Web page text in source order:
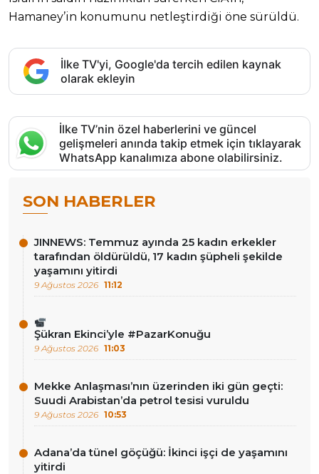
Hamaney’in konumunu netleştirdiği öne sürüldü.
İlke TV'yi, Google'da tercih edilen kaynak
olarak ekleyin
İlke TV’nin özel haberlerini ve güncel
gelişmeleri anında takip etmek için tıklayarak
WhatsApp kanalımıza abone olabilirsiniz.
SON HABERLER
JINNEWS: Temmuz ayında 25 kadın erkekler
tarafından öldürüldü, 17 kadın şüpheli şekilde
yaşamını yitirdi
9 Ağustos 2026 11:12
Şükran Ekinci’yle #PazarKonuğu
9 Ağustos 2026 11:03
Mekke Anlaşması’nın üzerinden iki gün geçti:
Suudi Arabistan’da petrol tesisi vuruldu
9 Ağustos 2026 10:53
Adana’da tünel göçüğü: İkinci işçi de yaşamını
yitirdi